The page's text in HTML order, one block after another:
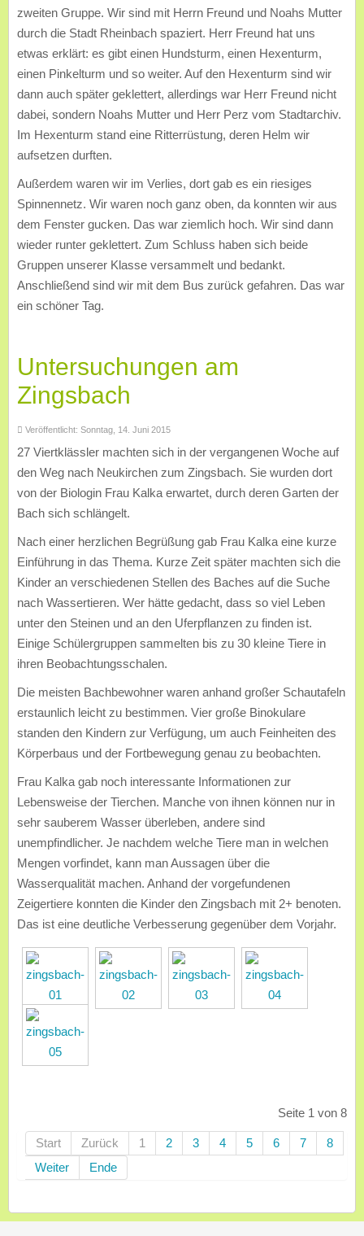
zweiten Gruppe. Wir sind mit Herrn Freund und Noahs Mutter
durch die Stadt Rheinbach spaziert. Herr Freund hat uns
etwas erklärt: es gibt einen Hundsturm, einen Hexenturm,
einen Pinkelturm und so weiter. Auf den Hexenturm sind wir
dann auch später geklettert, allerdings war Herr Freund nicht
dabei, sondern Noahs Mutter und Herr Perz vom Stadtarchiv.
Im Hexenturm stand eine Ritterrüstung, deren Helm wir
aufsetzen durften.
Außerdem waren wir im Verlies, dort gab es ein riesiges
Spinnennetz. Wir waren noch ganz oben, da konnten wir aus
dem Fenster gucken. Das war ziemlich hoch. Wir sind dann
wieder runter geklettert. Zum Schluss haben sich beide
Gruppen unserer Klasse versammelt und bedankt.
Anschließend sind wir mit dem Bus zurück gefahren. Das war
ein schöner Tag.
Untersuchungen am
Zingsbach
Veröffentlicht: Sonntag, 14. Juni 2015
27 Viertklässler machten sich in der vergangenen Woche auf
den Weg nach Neukirchen zum Zingsbach. Sie wurden dort
von der Biologin Frau Kalka erwartet, durch deren Garten der
Bach sich schlängelt.
Nach einer herzlichen Begrüßung gab Frau Kalka eine kurze
Einführung in das Thema. Kurze Zeit später machten sich die
Kinder an verschiedenen Stellen des Baches auf die Suche
nach Wassertieren. Wer hätte gedacht, dass so viel Leben
unter den Steinen und an den Uferpflanzen zu finden ist.
Einige Schülergruppen sammelten bis zu 30 kleine Tiere in
ihren Beobachtungsschalen.
Die meisten Bachbewohner waren anhand großer Schautafeln
erstaunlich leicht zu bestimmen. Vier große Binokulare
standen den Kindern zur Verfügung, um auch Feinheiten des
Körperbaus und der Fortbewegung genau zu beobachten.
Frau Kalka gab noch interessante Informationen zur
Lebensweise der Tierchen. Manche von ihnen können nur in
sehr sauberem Wasser überleben, andere sind
unempfindlicher. Je nachdem welche Tiere man in welchen
Mengen vorfindet, kann man Aussagen über die
Wasserqualität machen. Anhand der vorgefundenen
Zeigertiere konnten die Kinder den Zingsbach mit 2+ benoten.
Das ist eine deutliche Verbesserung gegenüber dem Vorjahr.
Seite 1 von 8
Start Zurück 1 2 3 4 5 6 7
8
Weiter
Ende